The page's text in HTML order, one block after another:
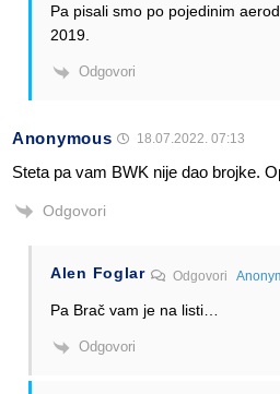
Pa pisali smo po pojedinim
2019.
Odgovori
Anonymous 18.07.2022. 07:13
Steta pa vam BWK nije dao brojke.
Odgovori
Alen Foglar Odgovori
Pa Brač vam je na listi…
Odgovori